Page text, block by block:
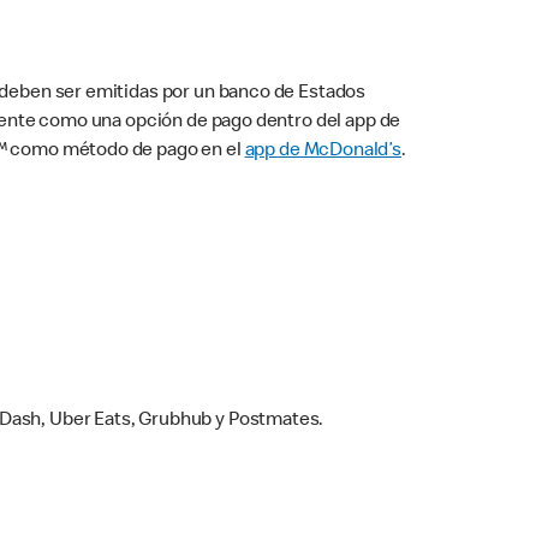
ser emitidas por un banco de Estados
como una opción de pago dentro del app de
como método de pago en elapp de McDonald’s.
Uber Eats, Grubhub y Postmates.